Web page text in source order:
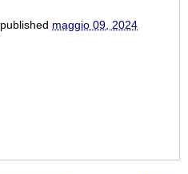
published maggio 09, 2024